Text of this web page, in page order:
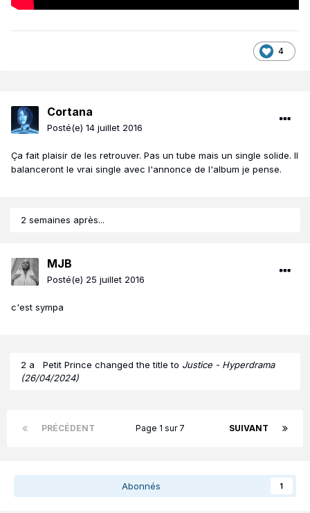
4
Cortana
Posté(e) 14 juillet 2016
Ça fait plaisir de les retrouver. Pas un tube mais un single solide. Il
balanceront le vrai single avec l'annonce de l'album je pense.
2 semaines après...
MJB
Posté(e) 25 juillet 2016
c'est sympa
2 a Petit Prince changed the title to Justice - Hyperdrama
(26/04/2024)
PRÉCÉDENT SUIVANT
Page 1 sur 7
Abonnés 1